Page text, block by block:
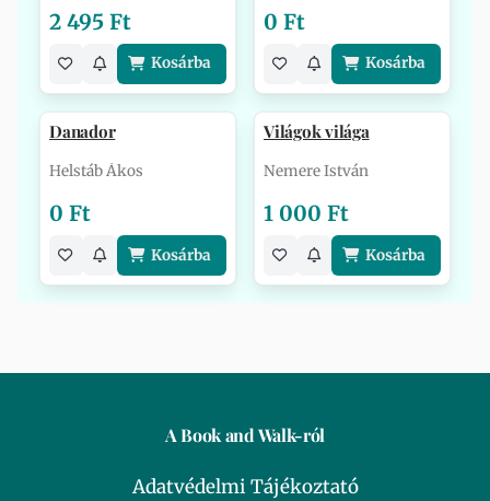
2 495 Ft
Kosárba
0 Ft
Kosárba
Danador
Helstáb Ákos
0 Ft
Kosárba
Világok világa
Nemere István
1 000 Ft
Kosárba
A Book and Walk-ról
Adatvédelmi Tájékoztató